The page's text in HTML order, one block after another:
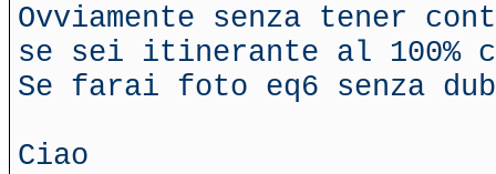
Ovviamente senza tener
se sei itinerante al 100%
Se farai foto eq6 senza
Ciao